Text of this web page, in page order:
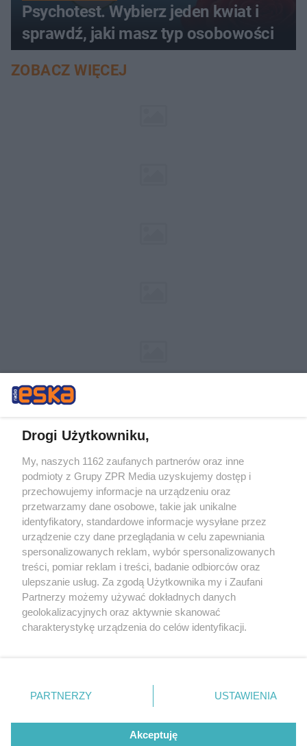
Psychotest. Wybierz jeden kwiat i
sprawdź, jaki masz typ osobowości
ZOBACZ WIĘCEJ
Żaden utwór zamieszczony w serwisie nie może być powielany i
rozpowszechniany lub dalej rozpowszechniany w jakikolwiek sposób (w
tym także elektroniczny lub mechaniczny) na jakimkolwiek polu
eksploatacji w jakiejkolwiek formie, włącznie z umieszczaniem w
Internecie bez pisemnej zgody właściciela praw. Jakiekolwiek użycie lub
wykorzystanie utworów w całości lub w części z naruszeniem prawa,
tzn. bez właściwej zgody, jest zabronione pod groźbą kary i może być
ścigane prawnie.
© 2026 Grupa ZPR Media
Drogi Użytkowniku,
My, naszych 1162 zaufanych partnerów oraz inne
podmioty z Grupy ZPR Media uzyskujemy dostęp i
przechowujemy informacje na urządzeniu oraz
przetwarzamy dane osobowe, takie jak unikalne
identyfikatory, standardowe informacje wysyłane przez
urządzenie czy dane przeglądania w celu zapewniania
spersonalizowanych reklam, wybór spersonalizowanych
treści, pomiar reklam i treści, badanie odbiorców oraz
ulepszanie usług. Za zgodą Użytkownika my i Zaufani
Partnerzy możemy używać dokładnych danych
geolokalizacyjnych oraz aktywnie skanować
charakterystykę urządzenia do celów identyfikacji.
zmienić/wycofać klikając przycisk ustawień prywatności
znajdujący się w lewym dolnym rogu strony
rodzaje przetwarzania danych nie wymagają zgody
użytkownika, ale masz prawo sprzeciwić się takiemu
PARTNERZY USTAWIENIA
Akceptuję